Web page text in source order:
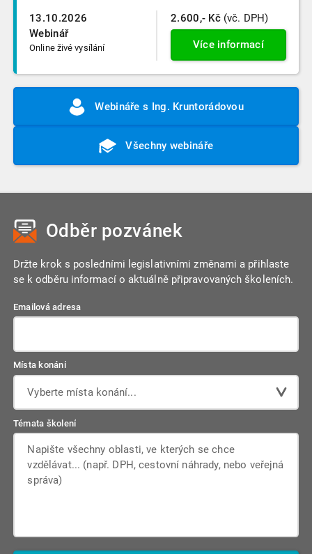
13.10.2026
Webinář
Online živé vysílání
2.600,- Kč (vč. DPH)
Více informací
Webináře s Ing. Kruntorádovou
Všechny webináře
Odběr pozvánek
Držte krok s posledními legislativními změnami a přihlaste
se k odběru informací o aktuálně připravovaných školeních.
Emailová adresa
Místa konání
Vyberte místa konání...
Témata školení